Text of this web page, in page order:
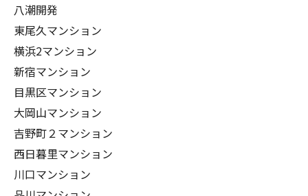
八潮開発
東尾久マンション
横浜2マンション
新宿マンション
目黒区マンション
大岡山マンション
吉野町２マンション
西日暮里マンション
川口マンション